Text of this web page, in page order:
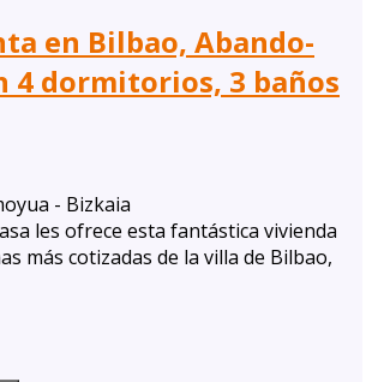
en Bilbao, Abando-
4 dormitorios, 3 baños
- Bizkaia
les ofrece esta fantástica vivienda
más cotizadas de la villa de Bilbao,